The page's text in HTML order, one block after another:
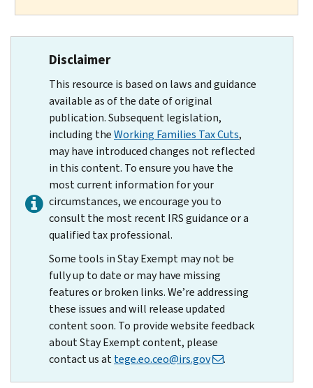
Disclaimer
This resource is based on laws and guidance
available as of the date of original
publication. Subsequent legislation,
including theWorking Families Tax Cuts,
may have introduced changes not reflected
in this content. To ensure you have the
most current information for your
circumstances, we encourage you to
consult the most recent IRS guidance or a
qualified tax professional.
Some tools in Stay Exempt may not be
fully up to date or may have missing
features or broken links. We’re addressing
these issues and will release updated
content soon. To provide website feedback
about Stay Exempt content, please
contact us attege.eo.ceo@irs.gov .